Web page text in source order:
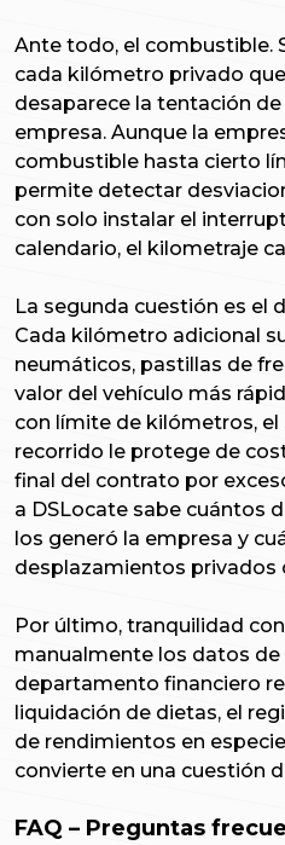
Ante todo, el combustible.
cada kilómetro privado
desaparece la tentación
empresa. Aunque la
combustible hasta cierto
permite detectar
con solo instalar el
calendario, el kilometraje
La segunda cuestión es el
Cada kilómetro adicional
neumáticos, pastillas de
valor del vehículo más
con límite de kilómetros,
recorrido le protege de
final del contrato por
a DSLocate sabe cuántos
los generó la empresa y
desplazamientos privados
Por último, tranquilidad
manualmente los datos de
departamento financiero
liquidación de dietas, el
de rendimientos en
convierte en una cuestión
FAQ – Preguntas